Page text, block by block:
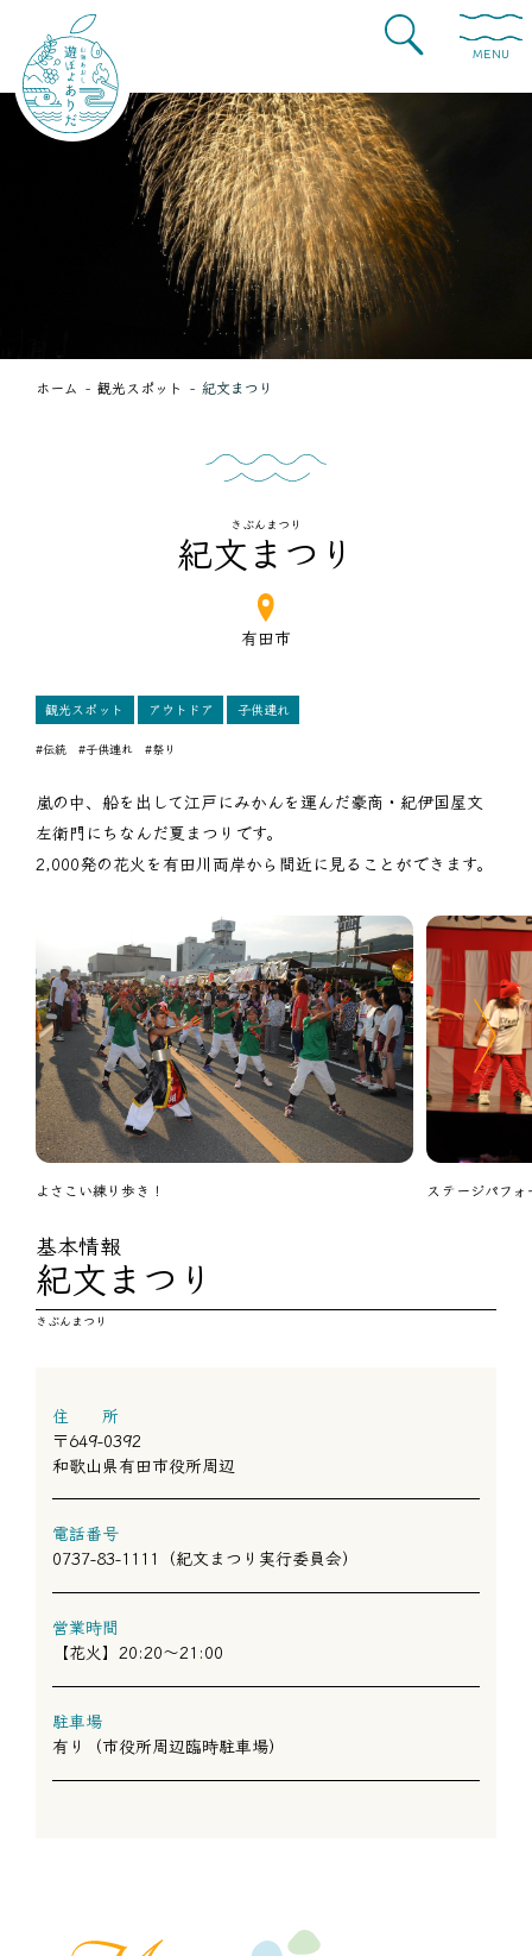
MENU
ホーム 観光スポット 紀文まつり
きぶんまつり
紀文まつり
有田市
観光スポット アウトドア 子供連れ
#伝統 #子供連れ #祭り
嵐の中、船を出して江戸にみかんを運んだ豪商・紀伊国屋文
左衛門にちなんだ夏まつりです。
2,000発の花火を有田川両岸から間近に見ることができます。
よさこい練り歩き！ ステージパフ
基本情報
紀文まつり
きぶんまつり
住 所
〒649-0392
和歌山県有田市役所周辺
電話番号
0737-83-1111（紀文まつり実行委員会）
営業時間
【花火】20:20～21:00
駐車場
有り（市役所周辺臨時駐車場）